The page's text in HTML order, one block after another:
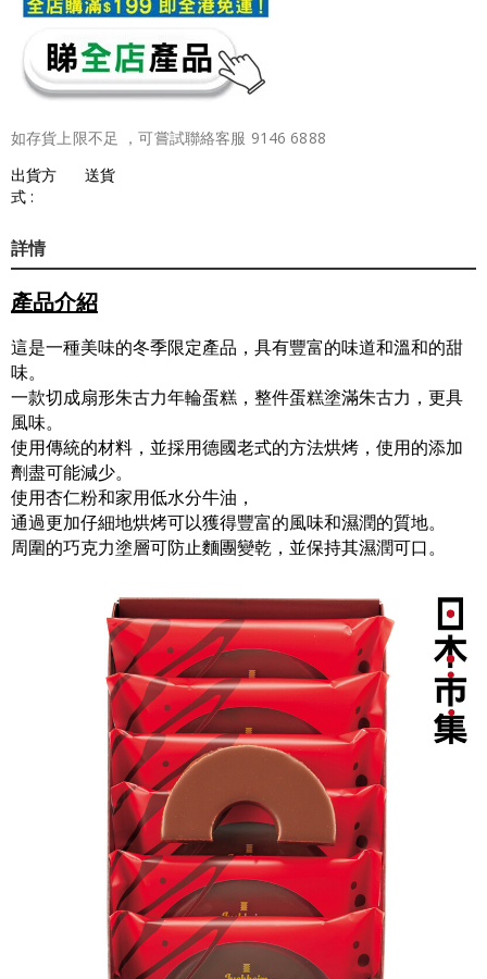
如存貨上限不足 ，可嘗試聯絡客服 9146 6888
出貨方
式 :
送貨
詳情
產品介紹
這是一種美味的冬季限定產品，具有豐富的味道和溫和的甜
味。
一款切成扇形朱古力年輪蛋糕，整件蛋糕塗滿朱古力，更具
風味。
使用傳統的材料，並採用德國老式的方法烘烤，使用的添加
劑盡可能減少。
使用杏仁粉和家用低水分牛油，
通過更加仔細地烘烤可以獲得豐富的風味和濕潤的質地。
周圍的巧克力塗層可防止麵團變乾，並保持其濕潤可口。